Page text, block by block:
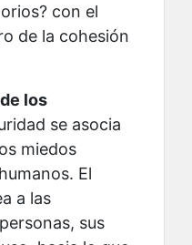
con el
de la cohesión
los
se asocia
miedos
El
a las
sus